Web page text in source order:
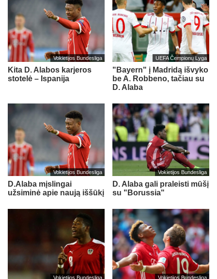
Vokietijos Bundesliga
Kita D. Alabos karjeros
stotelė – Ispanija
UEFA Čempionų Lyga
"Bayern" į Madridą išvyko
be A. Robbeno, tačiau su
D. Alaba
Vokietijos Bundesliga
D.Alaba mįslingai
užsiminė apie naują iššūkį
Vokietijos Bundesliga
D. Alaba gali praleisti mūšį
su "Borussia"
Vokietijos Bundesliga Vokietijos Bundesliga